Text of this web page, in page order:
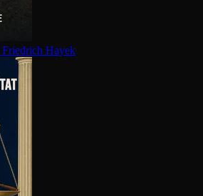
Friedrich Hayek